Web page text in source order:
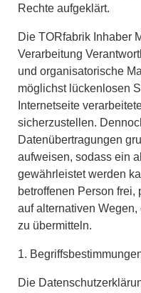
Rechte aufgeklärt.
Die TORfabrik Inhaber
Verarbeitung
und organisatorische
möglichst lückenlosen
Internetseite
sicherzustellen.
Datenübertragungen
aufweisen, sodass ein
gewährleistet werden
betroffenen Person
auf alternativen
zu übermitteln.
1.
Die